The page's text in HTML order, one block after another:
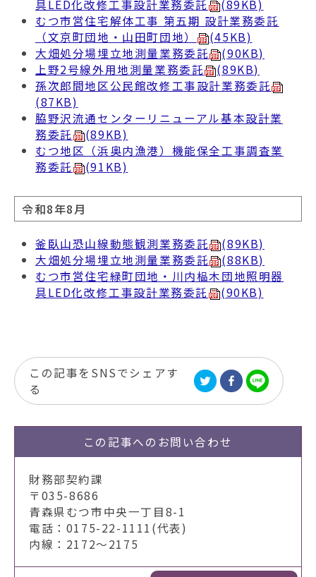
具LED化改修工事設計業務委託
(89KB)
むつ市営住宅解体工事 第五期 設計業務委託
（文京町団地・山田町団地）
(45KB)
大畑処分場埋立地測量業務委託
(90KB)
上野2号線外用地測量業務委託
(89KB)
孫次郎間地区公民館改修工事設計業務委託
(87KB)
脇野沢流通センターリニューアル基本設計業
務委託
(89KB)
むつ地区（浜奥内漁港）機能保全工事調査業
務委託
(91KB)
令和8年8月
釜臥山恐山線動態観測業務委託
(89KB)
大畑処分場埋立地測量業務委託
(88KB)
むつ市営住宅緑町団地・川内榀木団地照明器
具LED化改修工事設計業務委託
(90KB)
この記事をSNSでシェアす
る
この記事への お問い合わせ
財務部契約課
〒035-8686
青森県むつ市中央一丁目8-1
電話：0175-22-1111(代表)
内線：2172～2175